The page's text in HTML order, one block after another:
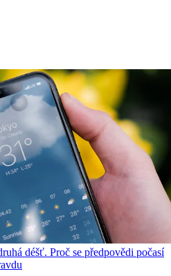
déšť. Proč se předpovědi počasí